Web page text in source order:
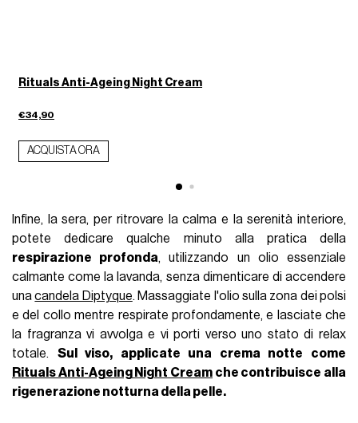
Rituals Anti-Ageing Night Cream
€34,90
ACQUISTA ORA
Infine, la sera, per ritrovare la calma e la serenità interiore,
potete dedicare qualche minuto alla pratica della
respirazione profonda, utilizzando un olio essenziale
calmante come la lavanda, senza dimenticare di accendere
unacandela Diptyque. Massaggiate l'olio sulla zona dei polsi
e del collo mentre respirate profondamente, e lasciate che
la fragranza vi avvolga e vi porti verso uno stato di relax
totale. Sul viso, applicate una crema notte come
Rituals Anti-Ageing Night Cream che contribuisce alla
rigenerazione notturna della pelle.